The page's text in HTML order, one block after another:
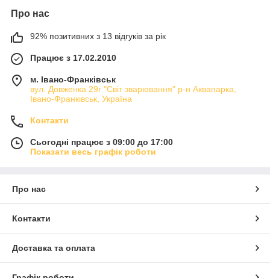
Про нас
92% позитивних з 13 відгуків за рік
Працює з 17.02.2010
м. Івано-Франківськ
вул. Довженка 29г "Світ зварювання" р-н Аквапарка,
Івано-Франківськ, Україна
Контакти
Сьогодні працює з 09:00 до 17:00
Показати весь графік роботи
Про нас
Контакти
Доставка та оплата